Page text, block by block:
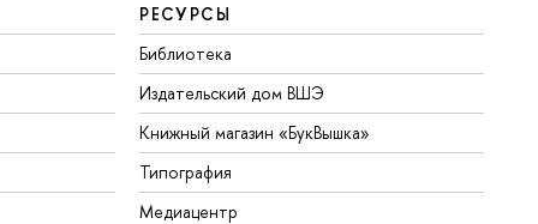
РЕСУРСЫ
Библиотека
Издательский дом ВШЭ
Книжный магазин «БукВышка»
Типография
Медиацентр